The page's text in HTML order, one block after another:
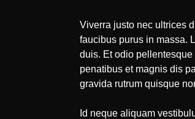
Viverra justo nec ultrices
faucibus purus in massa.
duis. Et odio
penatibus et magnis dis
gravida rutrum quisque
Id neque aliquam